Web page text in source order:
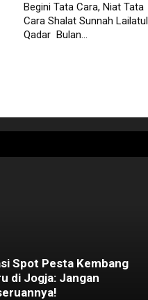
Begini Tata Cara, Niat Tata
Cara Shalat Sunnah Lailatul
Qadar Bulan...
Spot Pesta Kembang
di Jogja: Jangan